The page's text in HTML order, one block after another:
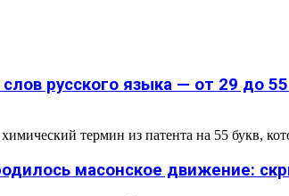
русского языка — от 29 до
термин из патента на 55 букв,
масонское движение: